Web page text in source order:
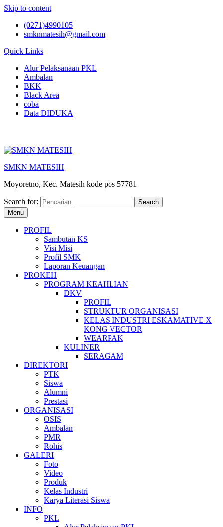
Skip to content
(0271)4990105
smknmatesih@gmail.com
Quick Links
Alur Pelaksanaan PKL
Ambalan
BKK
Black Area
coba
Data DIDUKA
SMKN MATESIH
Moyoretno, Kec. Matesih kode pos 57781
Search for:
Menu
PROFIL
Sambutan KS
Visi Misi
Profil SMK
Laporan Keuangan
PROKEH
PROGRAM KEAHLIAN
DKV
PROFIL
STRUKTUR ORGANISASI
KELAS INDUSTRI ESKAMATIVE X
KONG VECTOR
WEARPAK
KULINER
SERAGAM
DIREKTORI
PTK
Siswa
Alumni
Prestasi
ORGANISASI
OSIS
Ambalan
PMR
Rohis
GALERI
Foto
Video
Produk
Kelas Industri
Karya Literasi Siswa
INFO
PKL